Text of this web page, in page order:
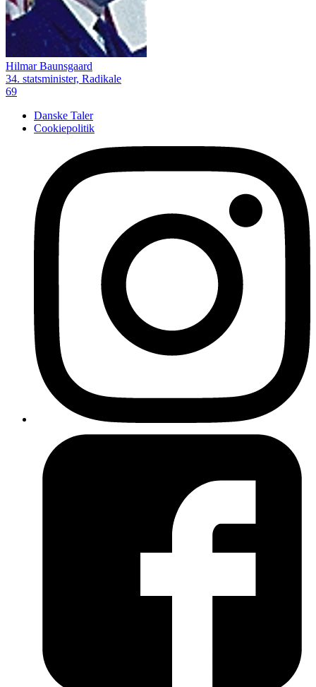
Hilmar Baunsgaard
34. statsminister, Radikale
69
Danske Taler
Cookiepolitik